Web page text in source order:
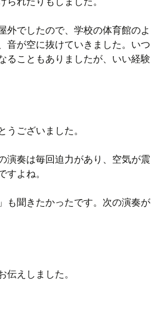
外でしたので、学校の体育館のよ
音が空に抜けていきました。いつ
ることもありましたが、いい経験
うございました。
演奏は毎回迫力があり、空気が震
すよね。
も聞きたかったです。次の演奏が
伝えしました。